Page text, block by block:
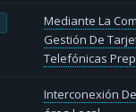
Mediante La
Gestión De
Telefónicas
Interconexión